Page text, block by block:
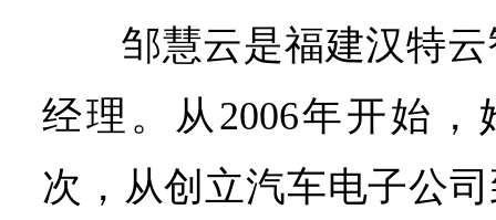
邹慧云是福建汉特
经理。从2006年开始
次，从创立汽车电子公